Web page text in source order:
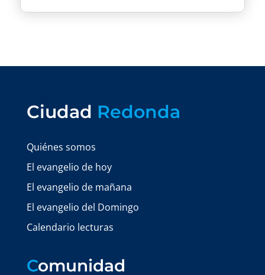
Ciudad Redonda
Quiénes somos
El evangelio de hoy
El evangelio de mañana
El evangelio del Domingo
Calendario lecturas
Comunidad